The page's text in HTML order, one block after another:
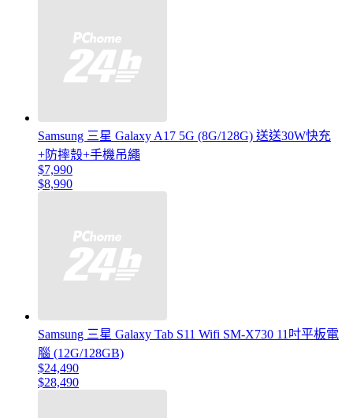
Samsung 三星 Galaxy A17 5G (8G/128G) 送送30W快充
+防摔殼+手機吊繩
$7,990
$8,990
Samsung 三星 Galaxy Tab S11 Wifi SM-X730 11吋平板電
腦 (12G/128GB)
$24,490
$28,490